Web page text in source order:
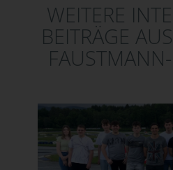
WEITERE
BEITRÄGE